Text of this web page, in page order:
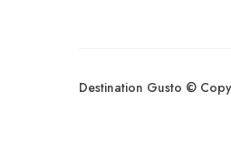
Destination Gusto ©